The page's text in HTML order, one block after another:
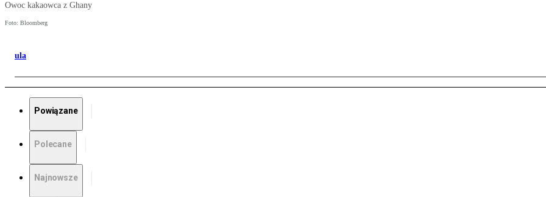
Owoc kakaowca z Ghany
Foto: Bloomberg
ula
Powiązane
Polecane
Najnowsze